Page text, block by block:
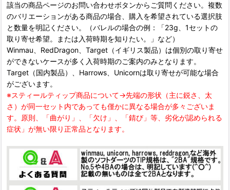
該当の商品ページのお問い合わせボタンからご質問ください。複数
のバリエーションがある商品の場合、購入を希望されている選択肢
と数量を明記ください。（バレルの場合の例：「23g、1セットの
取り寄せ希望。または入荷時期を知りたい。」など）
Winmau、RedDragon、Target（イギリス製品）は個別の取り寄せ
ができないケースが多く入荷時期のご案内のみとなります。
Target（国内製品）、Harrows、Unicornは取り寄せが可能な場合
がございます。
※スティールティップ商品について→先端の形状（主に鋭さ、太
さ）が同一セット内であっても僅かに異なる場合が多々ございま
す。原則、「曲がり」、「欠け」、「錆び」等、劣化が認められる
症状」が無い限り正常品となります。